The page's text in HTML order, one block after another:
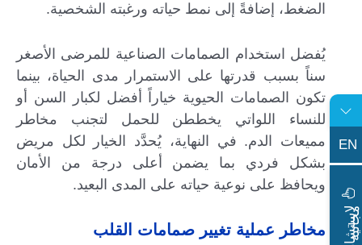
الضغط، إضافةً إلى نمط حياته ورغبته الشخصية.
يُفضل استخدام الصمامات الصناعية للمرضى الأصغر
سناً بسبب قدرتها على الاستمرار مدى الحياة، بينما
تكون الصمامات الحيوية خياراً أفضل لكبار السن أو
للنساء اللواتي يخططن للحمل لتجنب مخاطر
مميعات الدم. في النهاية، يُحدَّد الخيار لكل مريض
بشكل فردي بما يضمن أعلى درجة من الأمان
ويحافظ على نوعية حياته على المدى البعيد.
مخاطر عملية تغيير صمامات القلب
EN
ل
ا
س
ت
ش
ا
ر
ة
م
ج
ا
ن
ي
ة